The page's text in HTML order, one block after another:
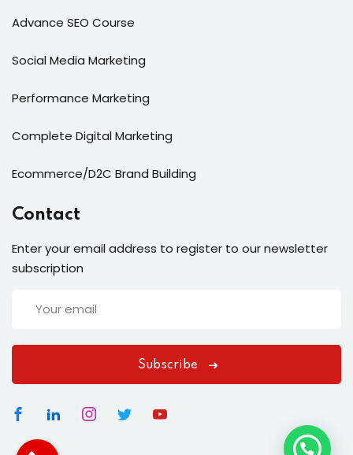
Advance SEO Course
Social Media Marketing
Performance Marketing
Complete Digital Marketing
Ecommerce/D2C Brand Building
Contact
Enter your email address to register to our newsletter
subscription
Subscribe